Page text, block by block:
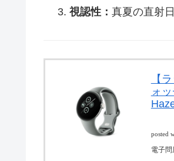
視認性： 真夏の直射
【
ォ
posted
電子問